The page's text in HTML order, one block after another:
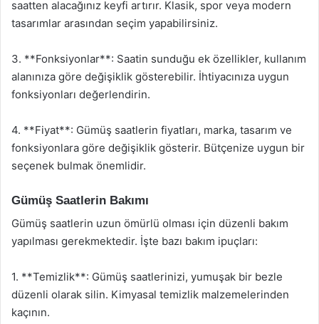
saatten alacağınız keyfi artırır. Klasik, spor veya modern
tasarımlar arasından seçim yapabilirsiniz.
3. **Fonksiyonlar**: Saatin sunduğu ek özellikler, kullanım
alanınıza göre değişiklik gösterebilir. İhtiyacınıza uygun
fonksiyonları değerlendirin.
4. **Fiyat**: Gümüş saatlerin fiyatları, marka, tasarım ve
fonksiyonlara göre değişiklik gösterir. Bütçenize uygun bir
seçenek bulmak önemlidir.
Gümüş Saatlerin Bakımı
Gümüş saatlerin uzun ömürlü olması için düzenli bakım
yapılması gerekmektedir. İşte bazı bakım ipuçları:
1. **Temizlik**: Gümüş saatlerinizi, yumuşak bir bezle
düzenli olarak silin. Kimyasal temizlik malzemelerinden
kaçının.